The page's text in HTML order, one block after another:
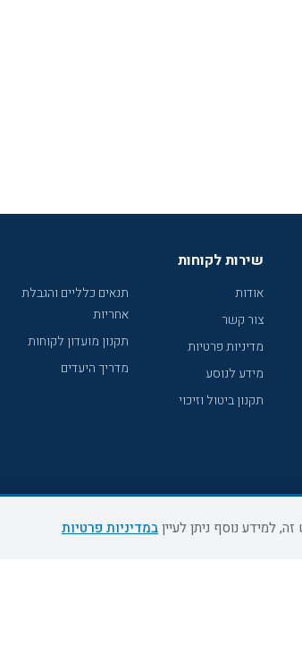
שירות לקוחות
אודות
צור קשר
מדיניות פרטיות
מידע לנוסע
תקנון ביטול וזיכוי
תנאים כלליים והגבלת
אחריות
תקנון מועדון לקוחות
מדריך היעדים
במדיניות פרטיות